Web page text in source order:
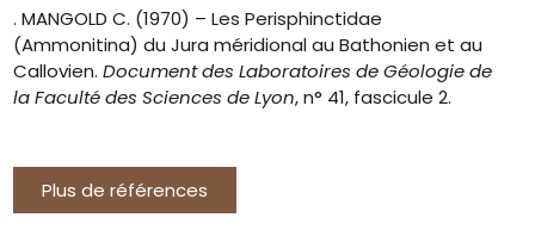
. MANGOLD C. (1970) – Les Perisphinctidae
(Ammonitina) du Jura méridional au Bathonien et au
Callovien.Document des Laboratoires de Géologie de
la Faculté des Sciences de Lyon, n° 41, fascicule 2.
Plus de références